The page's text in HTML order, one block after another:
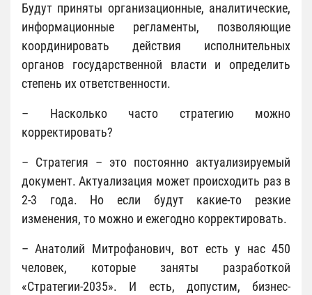
Будут приняты организационные, аналитические,
информационные регламенты, позволяющие
координировать действия исполнительных
органов государственной власти и определить
степень их ответственности.
– Насколько часто стратегию можно
корректировать?
– Стратегия – это постоянно актуализируемый
документ. Актуализация может происходить раз в
2-3 года. Но если будут какие-то резкие
изменения, то можно и ежегодно корректировать.
– Анатолий Митрофанович, вот есть у нас 450
человек, которые заняты разработкой
«Стратегии-2035». И есть, допустим, бизнес-